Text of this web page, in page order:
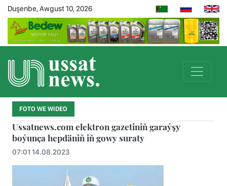
Duşenbe, Awgust 10, 2026
FOTO WE WIDEO
Ussatnews.com elektron gazetiniň garaýşy
boýunça hepdäniň iň gowy suraty
07:01 14.08.2023